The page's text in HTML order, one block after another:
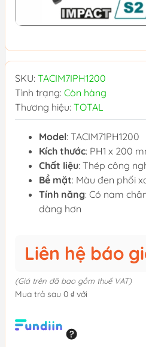
SKU: TACIM7IPH1200
Tình trạng: Còn hàng
Thương hiệu: TOTAL
Model: TACIM71PH1200
Kích thước: PH1 x 200
Chất liệu: Thép công
Bề mặt: Màu đen phối
Tính năng: Có nam
dàng hơn
Liên hệ báo
(Giá trên đã bao gồm thuế VAT)
Mua trả sau 0 ₫ với